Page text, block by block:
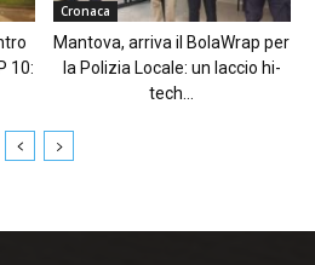
10:
Cronaca
Mantova, arriva il BolaWrap per
la Polizia Locale: un laccio hi-
tech...